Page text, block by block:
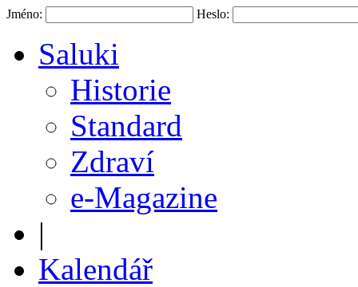
Jméno: Heslo:
Saluki
Historie
Standard
Zdraví
e-Magazine
|
Kalendář